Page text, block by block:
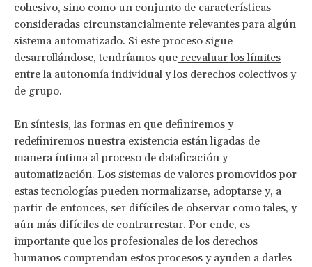
cohesivo, sino como un conjunto de características
consideradas circunstancialmente relevantes para algún
sistema automatizado. Si este proceso sigue
desarrollándose, tendríamos que reevaluar los límites
entre la autonomía individual y los derechos colectivos y
de grupo.
En síntesis, las formas en que definiremos y
redefiniremos nuestra existencia están ligadas de
manera íntima al proceso de dataficación y
automatización. Los sistemas de valores promovidos por
estas tecnologías pueden normalizarse, adoptarse y, a
partir de entonces, ser difíciles de observar como tales, y
aún más difíciles de contrarrestar. Por ende, es
importante que los profesionales de los derechos
humanos comprendan estos procesos y ayuden a darles